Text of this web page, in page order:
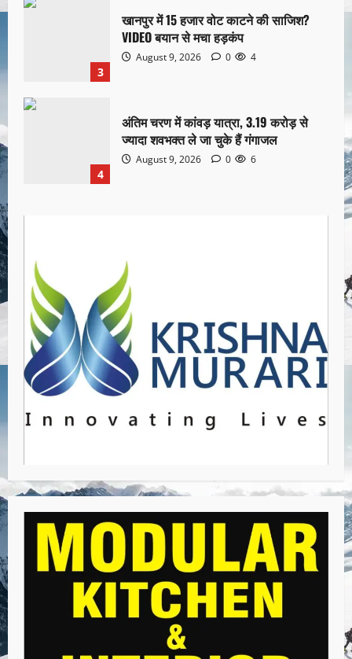
3
खानपुर में 15 हजार वोट काटने की साजिश?
VIDEO बयान से मचा हड़कंप
August 9, 2026 0 4
4
अंतिम चरण में कांवड़ यात्रा, 3.19 करोड़ से
ज्यादा शवभक्त ले जा चुके हैं गंगाजल
August 9, 2026 0 6